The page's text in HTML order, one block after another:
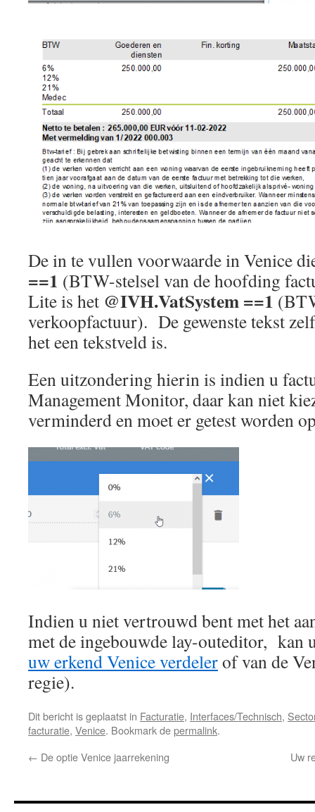
De in te vullen voorwaarde in Venice
==1 (BTW-stelsel van de hoofding
Lite is het @IVH.VatSystem ==1
verkoopfactuur). De gewenste tekst
het een tekstveld is.
Een uitzondering hierin is indien u
Management Monitor, daar kan niet
verminderd en moet er getest worden
Indien u niet vertrouwd bent met het
met de ingebouwde lay-outeditor, kan
uw erkend Venice verdelerof van de
regie).
Dit bericht is geplaatst in Facturatie, Interfaces/Technisch,
facturatie, Venice. Bookmark depermalink.
← De optie Venice jaarrekening Uw